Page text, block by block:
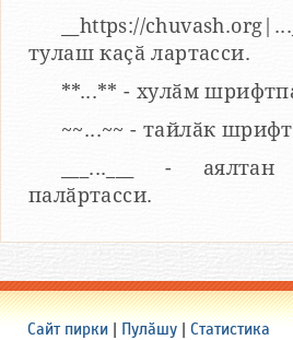
__https://
тулаш каҫӑ лартасси.
**...** - хулӑм
~~...~~ - тайлӑк
___...___ -
палӑртасси.
Сайт пирки | Пулӑшу | Статистика